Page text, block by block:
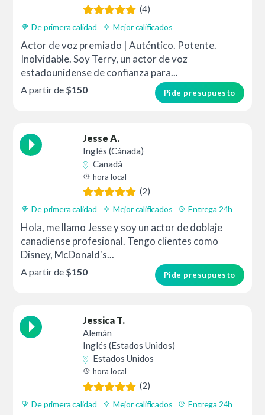
(4)
De primera calidad Mejor calificados
Actor de voz premiado | Auténtico. Potente.
Inolvidable. Soy Terry, un actor de voz
estadounidense de confianza para...
Pide presupuesto
A partir de $150
Jesse A.
Inglés (Cánada)
Canadá
hora local
(2)
De primera calidad Mejor calificados Entrega 24h
Hola, me llamo Jesse y soy un actor de doblaje
canadiense profesional. Tengo clientes como
Disney, McDonald's...
Pide presupuesto
A partir de $150
Jessica T.
Alemán
Inglés (Estados Unidos)
Estados Unidos
hora local
(2)
De primera calidad Mejor calificados Entrega 24h